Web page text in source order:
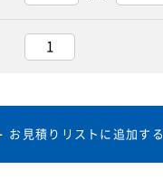
お見積りリストに追加する